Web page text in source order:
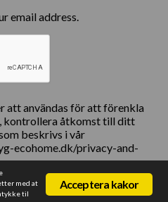
email address.
att användas för att förenkla
kontrollera åtkomst till ditt
beskrivs i vår
ecohome.dk/privacy-and-
Acceptera kakor
med at
til